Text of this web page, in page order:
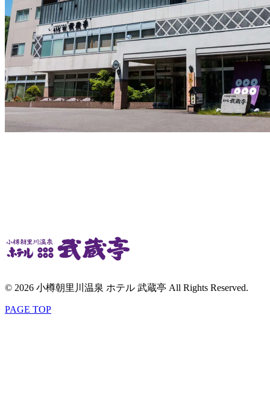
© 2026 小樽朝里川温泉 ホテル 武蔵亭 All Rights Reserved.
PAGE TOP